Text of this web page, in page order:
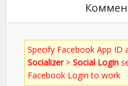
Specify Facebook App ID
Socializer>Social Login
Facebook Login to work